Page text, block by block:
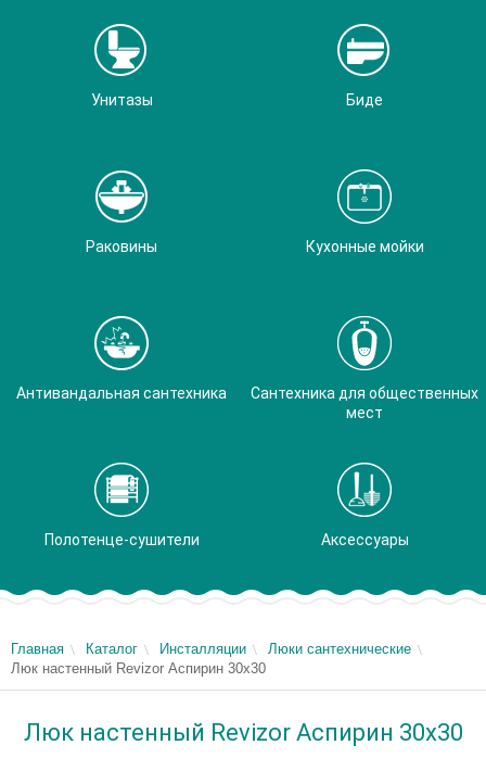
Унитазы Биде
Раковины Кухонные мойки
Антивандальная сантехника
Сантехника для общественных
мест
Полотенце-сушители Аксессуары
Главная Каталог Инсталляции
Люки сантехнические
Люк настенный Revizor Аспирин 30x30
Люк настенный Revizor Аспирин 30x30